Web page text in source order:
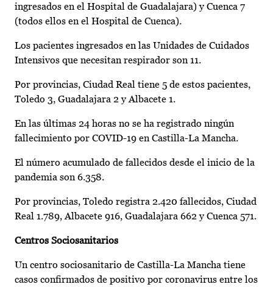
ingresados en el Hospital de Guadalajara) y Cuenca 7
(todos ellos en el Hospital de Cuenca).
Los pacientes ingresados en las Unidades de Cuidados
Intensivos que necesitan respirador son 11.
Por provincias, Ciudad Real tiene 5 de estos pacientes,
Toledo 3, Guadalajara 2 y Albacete 1.
En las últimas 24 horas no se ha registrado ningún
fallecimiento por COVID-19 en Castilla-La Mancha.
El número acumulado de fallecidos desde el inicio de la
pandemia son 6.358.
Por provincias, Toledo registra 2.420 fallecidos, Ciudad
Real 1.789, Albacete 916, Guadalajara 662 y Cuenca 571.
Centros Sociosanitarios
Un centro sociosanitario de Castilla-La Mancha tiene
casos confirmados de positivo por coronavirus entre los